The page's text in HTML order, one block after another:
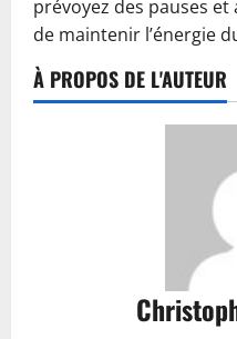
prévoyez des pauses
de maintenir l’énergie
À PROPOS DE L'AUTEUR